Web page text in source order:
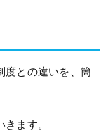
度との違いを、簡
ます。